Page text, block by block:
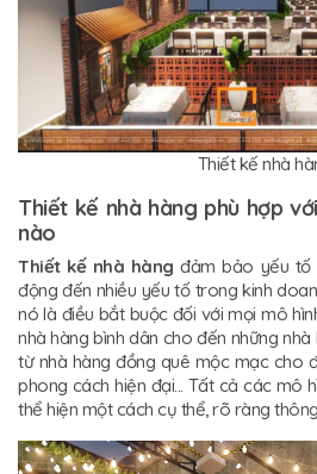
Thiết kế nhà
Thiết kế nhà hàng phù hợp
nào
Thiết kế nhà hàng đảm bảo yếu tố
động đến nhiều yếu tố trong kinh
nó là điều bắt buộc đối với mọi mô
nhà hàng bình dân cho đến những
từ nhà hàng đồng quê mộc mạc cho
phong cách hiện đại... Tất cả các mô
thể hiện một cách cụ thể, rõ ràng